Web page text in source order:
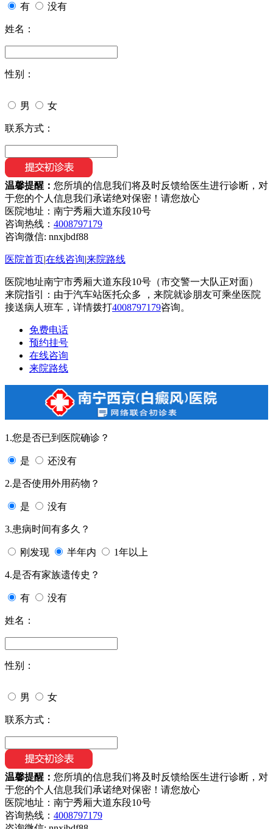
有 没有
姓名：
性别：
男 女
联系方式：
温馨提醒： 您所填的信息我们将及时反馈给医生进行诊断，对
于您的个人信息我们承诺绝对保密！请您放心
医院地址：南宁秀厢大道东段10号
咨询热线： 4008797179
咨询微信: nnxjbdf88
医院首页|在线咨询|来院路线
医院地址南宁市秀厢大道东段10号（市交警一大队正对面）
来院指引：由于汽车站医托众多 ，来院就诊朋友可乘坐医院
接送病人班车，详情拨打4008797179咨询。
免费电话
预约挂号
在线咨询
来院路线
1.您是否已到医院确诊？
是 还没有
2.是否使用外用药物？
是 没有
3.患病时间有多久？
刚发现 半年内 1年以上
4.是否有家族遗传史？
有 没有
姓名：
性别：
男 女
联系方式：
温馨提醒： 您所填的信息我们将及时反馈给医生进行诊断，对
于您的个人信息我们承诺绝对保密！请您放心
医院地址：南宁秀厢大道东段10号
咨询热线： 4008797179